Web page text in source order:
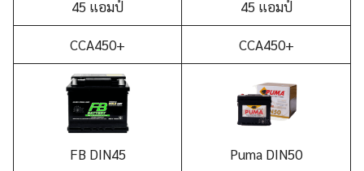
45 แอมป์ 45 แอมป์
CCA450+ CCA450+
FB DIN45 Puma DIN50